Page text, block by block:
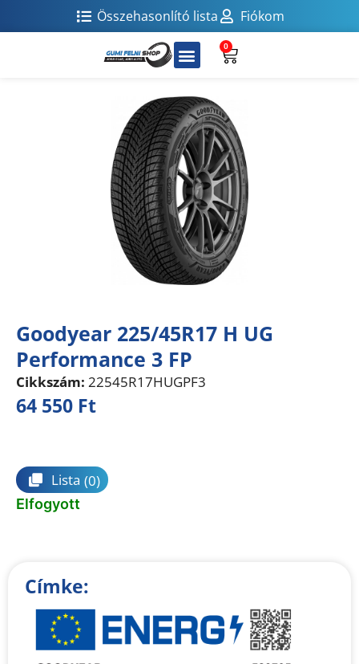
Összehasonlító lista Fiókom
0
Goodyear 225/45R17 H UG
Performance 3 FP
Cikkszám: 22545R17HUGPF3
64 550 Ft
Lista (0)
Elfogyott
Címke: